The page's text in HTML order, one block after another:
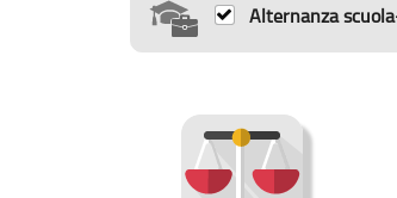
Alternanza